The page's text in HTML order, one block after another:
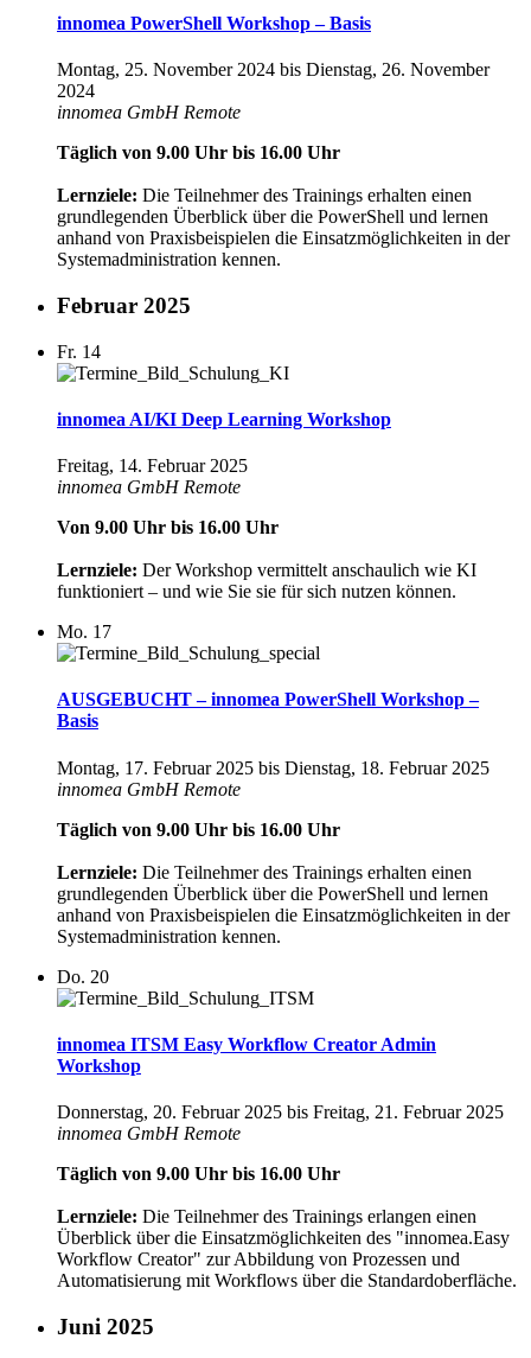
innomea PowerShell Workshop – Basis
Montag, 25. November 2024 bis Dienstag, 26. November
2024
innomea GmbH Remote
Täglich von 9.00 Uhr bis 16.00 Uhr
Lernziele: Die Teilnehmer des Trainings erhalten einen
grundlegenden Überblick über die PowerShell und lernen
anhand von Praxisbeispielen die Einsatzmöglichkeiten in der
Systemadministration kennen.
Februar 2025
Fr. 14
innomea AI/KI Deep Learning Workshop
Freitag, 14. Februar 2025
innomea GmbH Remote
Von 9.00 Uhr bis 16.00 Uhr
Lernziele: Der Workshop vermittelt anschaulich wie KI
funktioniert – und wie Sie sie für sich nutzen können.
Mo. 17
AUSGEBUCHT – innomea PowerShell Workshop –
Basis
Montag, 17. Februar 2025 bis Dienstag, 18. Februar 2025
innomea GmbH Remote
Täglich von 9.00 Uhr bis 16.00 Uhr
Lernziele: Die Teilnehmer des Trainings erhalten einen
grundlegenden Überblick über die PowerShell und lernen
anhand von Praxisbeispielen die Einsatzmöglichkeiten in der
Systemadministration kennen.
Do. 20
innomea ITSM Easy Workflow Creator Admin
Workshop
Donnerstag, 20. Februar 2025 bis Freitag, 21. Februar 2025
innomea GmbH Remote
Täglich von 9.00 Uhr bis 16.00 Uhr
Lernziele: Die Teilnehmer des Trainings erlangen einen
Überblick über die Einsatzmöglichkeiten des "innomea.Easy
Workflow Creator" zur Abbildung von Prozessen und
Automatisierung mit Workflows über die Standardoberfläche.
Juni 2025